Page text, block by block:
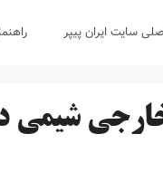
سایت ایران پیپر
شیمی